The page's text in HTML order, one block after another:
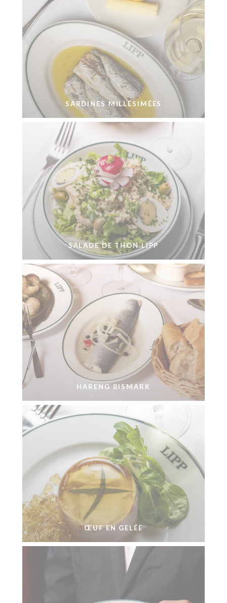
SARDINES MILLÉSIMÉES
SALADE DE THON LIPP
HARENG BISMARK
ŒUF EN GELÉE